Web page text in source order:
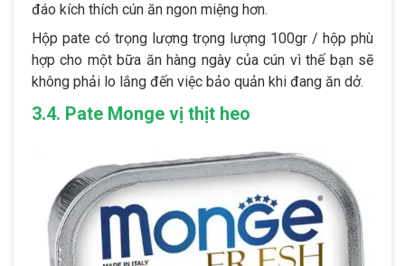
đáo kích thích cún ăn ngon miệng hơn.
Hộp pate có trọng lượng trọng lượng 100gr / hộp phù
hợp cho một bữa ăn hàng ngày của cún vì thế bạn sẽ
không phải lo lắng đến việc bảo quản khi đang ăn dở.
3.4. Pate Monge vị thịt heo